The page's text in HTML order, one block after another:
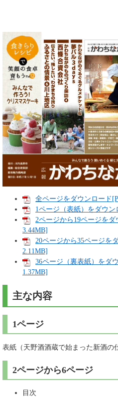
全ページをダウンロード
1ページ（表紙）をダウ
2ページから19ページを
3.44MB]
20ページから35ページを
2.11MB]
36ページ（裏表紙）をダ
1.37MB]
主な内容
1ページ
表紙（天野酒酒蔵で始まった新酒の
2ページから6ページ
目次